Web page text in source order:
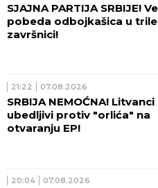
SJAJNA PARTIJA SRBIJE!
pobeda odbojkašica u
završnici!
21:22 07.08.2026
SRBIJA NEMOĆNA! Litvanci
ubedljivi protiv "orlića" na
otvaranju EP!
20:04 07.08.2026